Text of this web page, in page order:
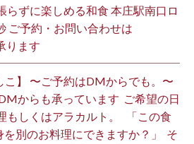
らずに楽しめる和食 本庄駅南口ロ
ご予約・お問い合わせは
ります
こ】 〜ご予約はDMからでも。〜
からも承っています ⁡ ご希望の日
もしくはアラカルト。 ⁡ ⁡ 「この食
別のお料理にできますか？」 ⁡ そ